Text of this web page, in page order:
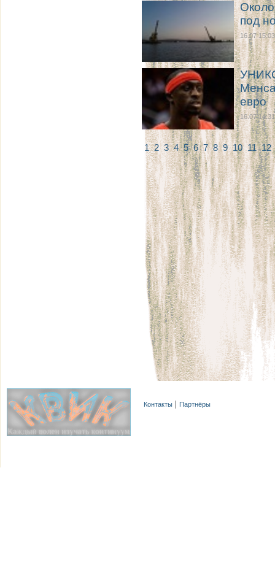
под
16.07 15:03
евро
16.07 14:31
12345678 9101112
Контакты Партнёры